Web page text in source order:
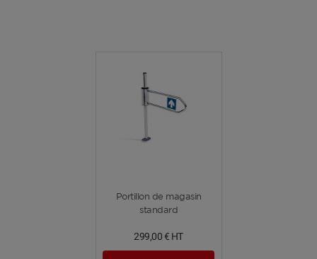
Voir plus
Portillon de magasin
standard
299,00 € HT